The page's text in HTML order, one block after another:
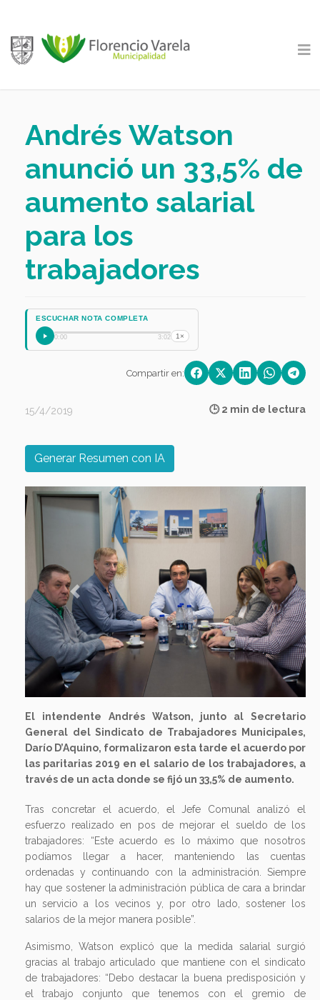
Andrés Watson
anunció un 33,5% de
aumento salarial
para los
trabajadores
ESCUCHAR NOTA COMPLETA
0:00 3:02 1×
Compartir en:
15/4/2019 🕒 2 min de lectura
Generar Resumen con IA
Previous Next
El intendente Andrés Watson, junto al Secretario
General del Sindicato de Trabajadores Municipales,
Darío D’Aquino, formalizaron esta tarde el acuerdo por
las paritarias 2019 en el salario de los trabajadores, a
través de un acta donde se fijó un 33,5% de aumento.
Tras concretar el acuerdo, el Jefe Comunal analizó el
esfuerzo realizado en pos de mejorar el sueldo de los
trabajadores: “Este acuerdo es lo máximo que nosotros
podíamos llegar a hacer, manteniendo las cuentas
ordenadas y continuando con la administración. Siempre
hay que sostener la administración pública de cara a brindar
un servicio a los vecinos y, por otro lado, sostener los
salarios de la mejor manera posible”.
Asimismo, Watson explicó que la medida salarial surgió
gracias al trabajo articulado que mantiene con el sindicato
de trabajadores: “Debo destacar la buena predisposición y
el trabajo conjunto que tenemos con el gremio de